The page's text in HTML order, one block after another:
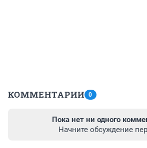
КОММЕНТАРИИ 0
Пока нет ни одного
Начните обсуждение